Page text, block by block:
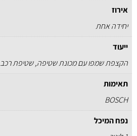
אירוז
יחידה אחת
ייעוד
הקצפת שמפו עם מכונת שטיפה, שטיפת רכב
תאימות
BOSCH
נפח המיכל